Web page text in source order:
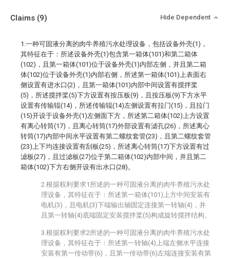
Claims (9) Hide Dependent
1.一种可固液分离的肉牛养殖污水处理设备，包括设备外壳(1)，
其特征在于：所述设备外壳(1)包含第一箱体(101)和第二箱体
(102)，且第一箱体(101)位于设备外壳(1)内部左侧，并且第二箱
体(102)位于设备外壳(1)内部右侧，所述第一箱体(101)上表面右
侧设置有进水口(2)，且第一箱体(101)内部中间设置有搅拌桨
(5)，所述搅拌桨(5)下方设置有按压板(9)，且按压板(9)下方水平
设置有传输辊(14)，所述传输辊(14)左侧设置有拉门(15)，且拉门
(15)开设于设备外壳(1)左侧面下方，所述第二箱体(102)上方设置
有离心转筒(17)，且离心转筒(17)外部设置有滤孔(26)，所述离心
转筒(17)内部中间水平设置有第二螺纹套管(23)，且第二螺纹套管
(23)上下均连接设置有刮板(25)，所述离心转筒(17)下方设置有过
滤板(27)，且过滤板(27)位于第二箱体(102)内部中间，并且第二
箱体(102)下方右侧开设有出水口(28)。
2.根据权利要求1所述的一种可固液分离的肉牛养殖污水处
理设备，其特征在于：所述第一箱体(101)上方中间安装有
电机(3)，且电机(3)下端输出轴固定连接第一转轴(4)，并
且第一转轴(4)底端固定安装搅拌桨(5)构成旋转搅拌结构。
3.根据权利要求2所述的一种可固液分离的肉牛养殖污水处
理设备，其特征在于：所述第一转轴(4)上端左侧水平连接
安装有第一传动带(6)，且第一传动带(6)左端连接安装有第